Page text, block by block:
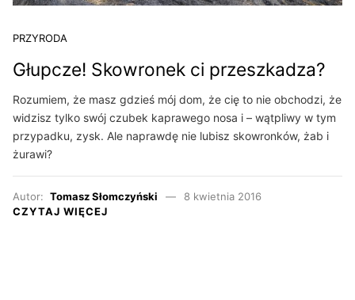
PRZYRODA
Głupcze! Skowronek ci przeszkadza?
Rozumiem, że masz gdzieś mój dom, że cię to nie obchodzi, że
widzisz tylko swój czubek kaprawego nosa i – wątpliwy w tym
przypadku, zysk. Ale naprawdę nie lubisz skowronków, żab i
żurawi?
Autor: Tomasz Słomczyński
8 kwietnia 2016
CZYTAJ WIĘCEJ